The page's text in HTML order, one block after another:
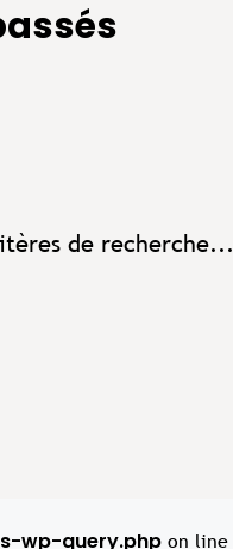
de recherche...
wp-query.php on line